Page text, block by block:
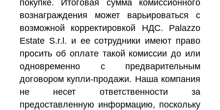
покупке. Итоговая сумма комиссионного
вознаграждения может варьироваться с
возможной корректировкой НДС. Palazzo
Estate S.r.l. и ее сотрудники имеют право
просить об оплате такой комиссии до или
одновременно с предварительным
договором купли-продажи. Наша компания
не несет ответственности за
предоставленную информацию, поскольку